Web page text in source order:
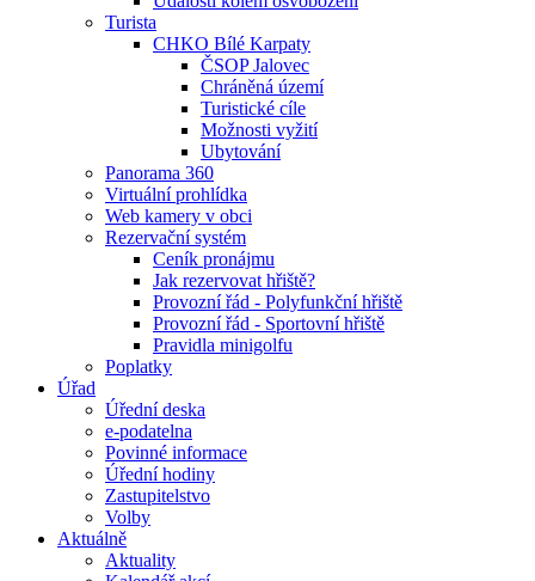
Turista
CHKO Bílé Karpaty
ČSOP Jalovec
Chráněná území
Turistické cíle
Možnosti vyžití
Ubytování
Panorama 360
Virtuální prohlídka
Web kamery v obci
Rezervační systém
Ceník pronájmu
Jak rezervovat hřiště?
Provozní řád - Polyfunkční hřiště
Provozní řád - Sportovní hřiště
Pravidla minigolfu
Poplatky
Úřad
Úřední deska
e-podatelna
Povinné informace
Úřední hodiny
Zastupitelstvo
Volby
Aktuálně
Aktuality